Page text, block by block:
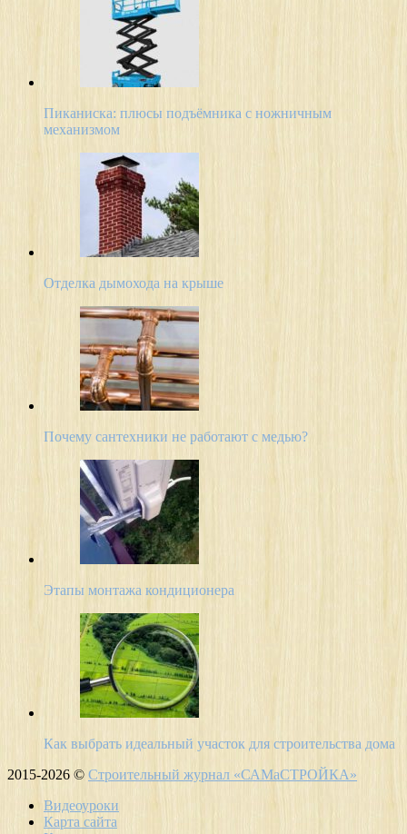
Пиканиска: плюсы подъёмника с ножничным
механизмом
Отделка дымохода на крыше
Почему сантехники не работают с медью?
Этапы монтажа кондиционера
Как выбрать идеальный участок для строительства дома
2015-2026 © Строительный журнал «САМаСТРОЙКА»
Видеоуроки
Карта сайта